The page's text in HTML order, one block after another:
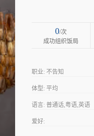
0/次
成功组织饭局
职业: 不告知
体型: 平均
语言: 普通话,粤语,英语
爱好: